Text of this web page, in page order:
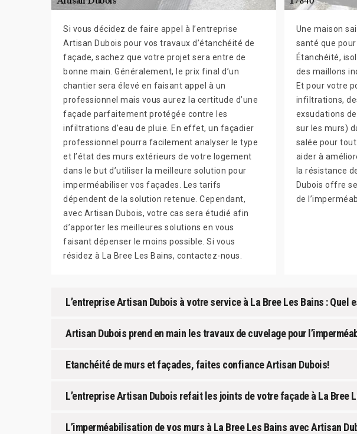
Si vous décidez de faire appel à l’entreprise
Artisan Dubois pour vos travaux d’étanchéité de
façade, sachez que votre projet sera entre de
bonne main. Généralement, le prix final d’un
chantier sera élevé en faisant appel à un
professionnel mais vous aurez la certitude d’une
façade parfaitement protégée contre les
infiltrations d’eau de pluie. En effet, un façadier
professionnel pourra facilement analyser le type
et l’état des murs extérieurs de votre logement
dans le but d’utiliser la meilleure solution pour
imperméabiliser vos façades. Les tarifs
dépendent de la solution retenue. Cependant,
avec Artisan Dubois, votre cas sera étudié afin
d’apporter les meilleures solutions en vous
faisant dépenser le moins possible. Si vous
résidez à La Bree Les Bains, contactez-nous.
Une maison
santé que
Étanchéité,
des maillons
Et pour votre
infiltrations,
exsudations
sur les murs)
salée pour
aider à
la résistance
Dubois offre
de
L’entreprise Artisan Dubois à votre service à La Bree Les Bains :
Artisan Dubois prend en main les travaux de cuvelage pour
Etanchéité de murs et façades, faites confiance Artisan Dubois!
L’entreprise Artisan Dubois refait les joints de votre façade à La Bree
L’imperméabilisation de vos murs à La Bree Les Bains avec Artisan